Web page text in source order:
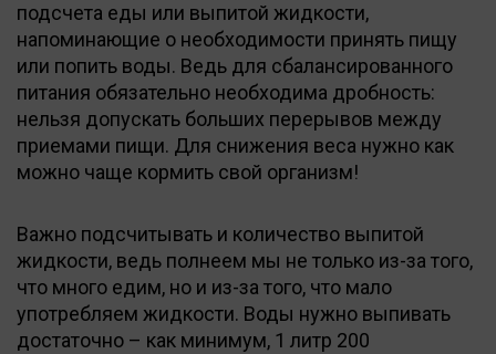
подсчета еды или выпитой жидкости,
напоминающие о необходимости принять пищу
или попить воды. Ведь для сбалансированного
питания обязательно необходима дробность:
нельзя допускать больших перерывов между
приемами пищи. Для снижения веса нужно как
можно чаще кормить свой организм!
Важно подсчитывать и количество выпитой
жидкости, ведь полнеем мы не только из-за того,
что много едим, но и из-за того, что мало
употребляем жидкости. Воды нужно выпивать
достаточно – как минимум, 1 литр 200